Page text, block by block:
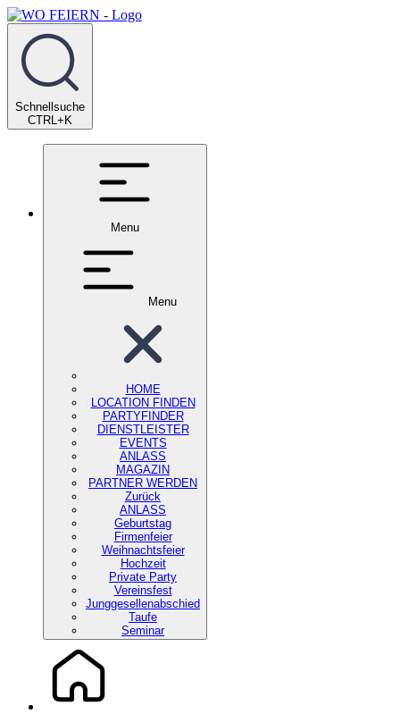
Schnellsuche
CTRL+K
Menu
Menu
HOME
LOCATION FINDEN
PARTYFINDER
DIENSTLEISTER
EVENTS
ANLASS
MAGAZIN
PARTNER WERDEN
Zurück
ANLASS
Geburtstag
Firmenfeier
Weihnachtsfeier
Hochzeit
Private Party
Vereinsfest
Junggesellenabschied
Taufe
Seminar